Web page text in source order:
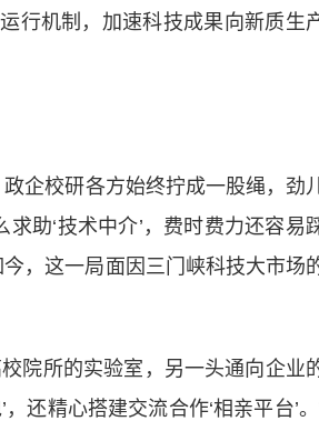
行机制，加速科技成果向新质生
企校研各方始终拧成一股绳，劲
助‘技术中介’，费时费力还容易
，这一局面因三门峡科技大市场
院所的实验室，另一头通向企业
还精心搭建交流合作‘相亲平台’。